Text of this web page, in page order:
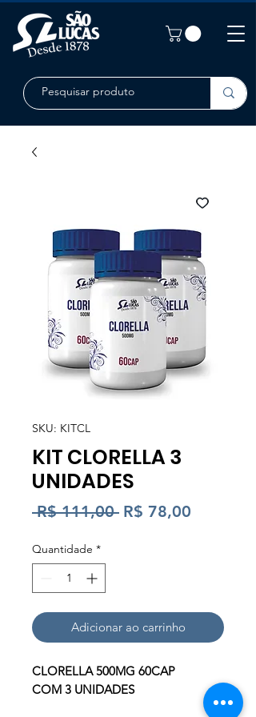
SKU: KITCL
KIT CLORELLA 3
UNIDADES
R$ 111,00 Preço
R$ 78,00
Quantidade *
Adicionar ao carrinho
CLORELLA 500MG 60CAP
COM 3 UNIDADES